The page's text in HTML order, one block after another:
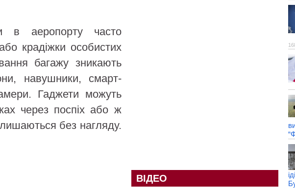
в аеропорту часто
крадіжки особистих
багажу зникають
навушники, смарт-
Гаджети можуть
через поспіх або ж
без нагляду.
ВІДЕО